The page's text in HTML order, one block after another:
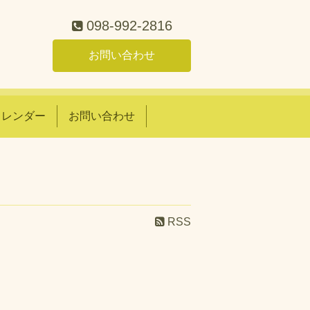
098-992-2816
お問い合わせ
ンダー お問い合わせ
RSS